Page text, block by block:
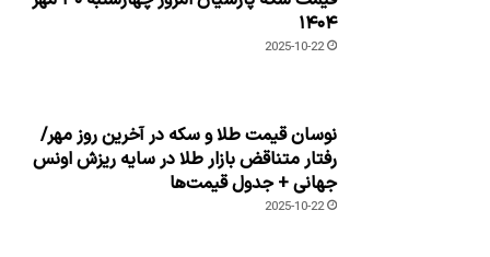
۱۴۰۴
2025-10-22
نوسان قیمت طلا و سکه در آخرین روز مهر/
رفتار متناقض بازار طلا در سایه ریزش اونس
جهانی + جدول قیمت‌ها
2025-10-22